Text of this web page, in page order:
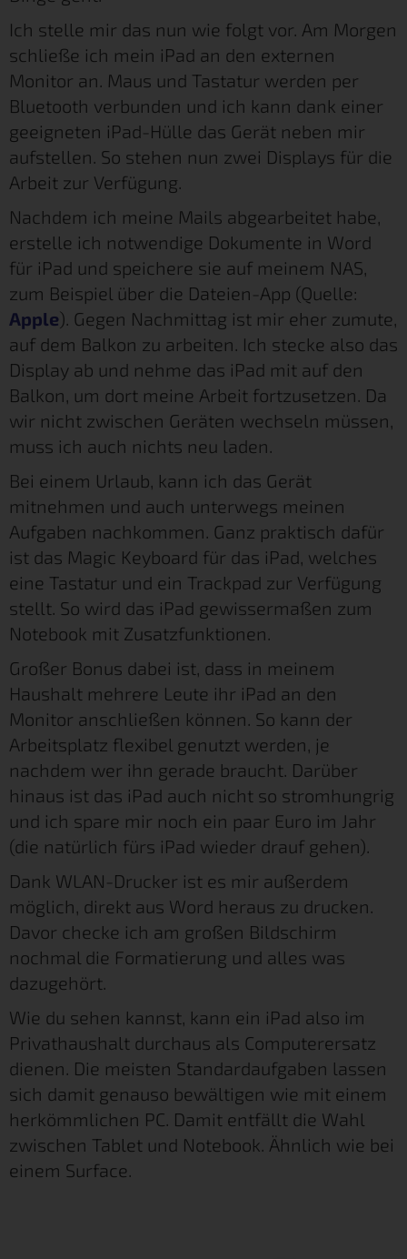
Ich stelle mir das nun wie folgt vor. Am Morgen
schließe ich mein iPad an den externen
Monitor an. Maus und Tastatur werden per
Bluetooth verbunden und ich kann dank einer
geeigneten iPad-Hülle das Gerät neben mir
aufstellen. So stehen nun zwei Displays für die
Arbeit zur Verfügung.
Nachdem ich meine Mails abgearbeitet habe,
erstelle ich notwendige Dokumente in Word
für iPad und speichere sie auf meinem NAS,
zum Beispiel über die Dateien-App (Quelle:
Apple). Gegen Nachmittag ist mir eher zumute,
auf dem Balkon zu arbeiten. Ich stecke also das
Display ab und nehme das iPad mit auf den
Balkon, um dort meine Arbeit fortzusetzen. Da
wir nicht zwischen Geräten wechseln müssen,
muss ich auch nichts neu laden.
Bei einem Urlaub, kann ich das Gerät
mitnehmen und auch unterwegs meinen
Aufgaben nachkommen. Ganz praktisch dafür
ist das Magic Keyboard für das iPad, welches
eine Tastatur und ein Trackpad zur Verfügung
stellt. So wird das iPad gewissermaßen zum
Notebook mit Zusatzfunktionen.
Großer Bonus dabei ist, dass in meinem
Haushalt mehrere Leute ihr iPad an den
Monitor anschließen können. So kann der
Arbeitsplatz flexibel genutzt werden, je
nachdem wer ihn gerade braucht. Darüber
hinaus ist das iPad auch nicht so stromhungrig
und ich spare mir noch ein paar Euro im Jahr
(die natürlich fürs iPad wieder drauf gehen).
Dank WLAN-Drucker ist es mir außerdem
möglich, direkt aus Word heraus zu drucken.
Davor checke ich am großen Bildschirm
nochmal die Formatierung und alles was
dazugehört.
Wie du sehen kannst, kann ein iPad also im
Privathaushalt durchaus als Computerersatz
dienen. Die meisten Standardaufgaben lassen
sich damit genauso bewältigen wie mit einem
herkömmlichen PC. Damit entfällt die Wahl
zwischen Tablet und Notebook. Ähnlich wie bei
einem Surface.